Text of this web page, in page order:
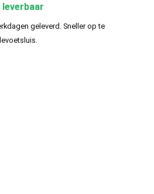
geleverd. Sneller op te